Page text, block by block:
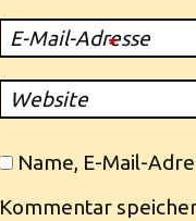
E-Mail-Adresse
*
Website
Name, E-Mail-
Kommentar